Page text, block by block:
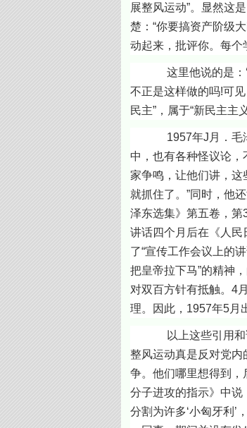
展整风运动”。显然这
楚：“你要搞资产阶级
动起来，批评你。每个
这里他说的是：‘整
不正是这样做的吗!可
民主”，属于“新民主主
1957年J月．毛泽东
中，也有各种怪议论
家争鸣，让他们讲，这
就抓住了。”同时，他
泽东选集》第五卷，
讲话四个月后在《人
了“宣传工作会议上的
把皇帝拉下马”的精神
对双百方针有抵触。4
理。因此，1957年5月
以上这些引用和说明
整风运动真是反对党
争。他们哪里想得到
分子进攻的指示》中说
分割为许多‘小匈牙利’